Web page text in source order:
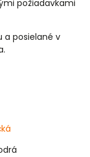
požiadavkami
a posielané v